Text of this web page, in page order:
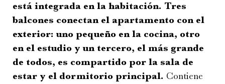
está integrada en la habitación. Tres
balcones conectan el apartamento con el
exterior: uno pequeño en la cocina, otro
en el estudio y un tercero, el más grande
de todos, es compartido por la sala de
estar y el dormitorio principal. Contiene